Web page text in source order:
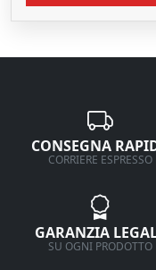
CONSEGNA
CORRIERE ESPRESSO
GARANZIA
SU OGNI PRODOTTO